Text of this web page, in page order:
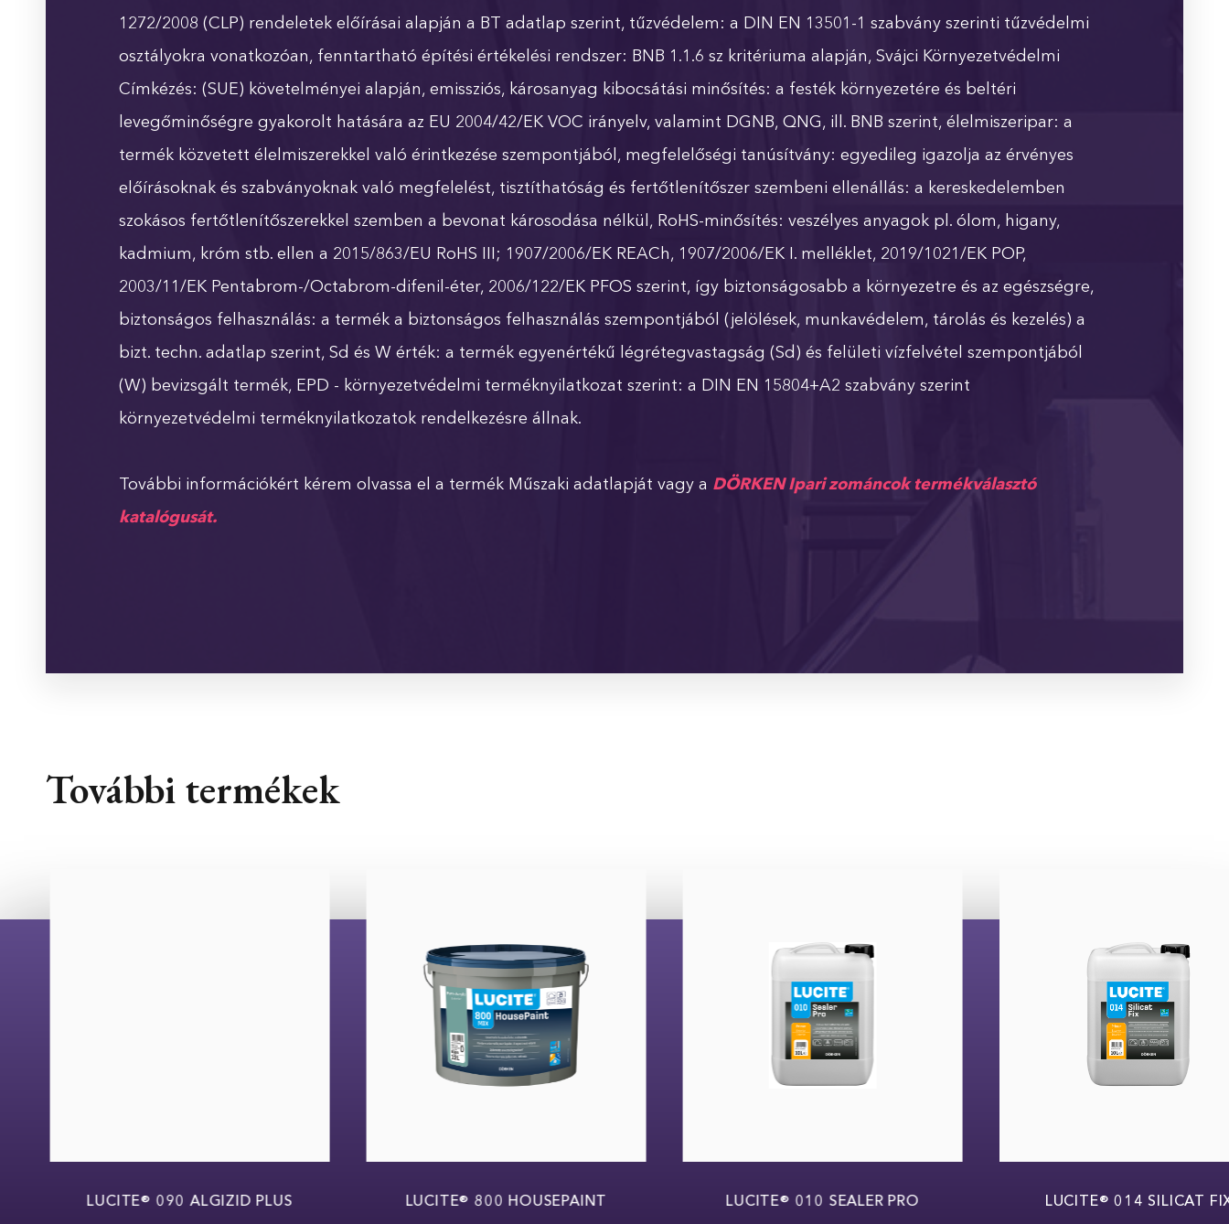
1272/2008 (CLP) rendeletek előírásai alapján a BT adatlap szerint, tűzvédelem: a DIN EN 13501-1 szabvány szerinti tűzvédelmi
osztályokra vonatkozóan, fenntartható építési értékelési rendszer: BNB 1.1.6 sz kritériuma alapján, Svájci Környezetvédelmi
Címkézés: (SUE) követelményei alapján, emissziós, károsanyag kibocsátási minősítés: a festék környezetére és beltéri
levegőminőségre gyakorolt hatására az EU 2004/42/EK VOC irányelv, valamint DGNB, QNG, ill. BNB szerint, élelmiszeripar: a
termék közvetett élelmiszerekkel való érintkezése szempontjából, megfelelőségi tanúsítvány: egyedileg igazolja az érvényes
előírásoknak és szabványoknak való megfelelést, tisztíthatóság és fertőtlenítőszer szembeni ellenállás: a kereskedelemben
szokásos fertőtlenítőszerekkel szemben a bevonat károsodása nélkül, RoHS-minősítés: veszélyes anyagok pl. ólom, higany,
kadmium, króm stb. ellen a 2015/863/EU RoHS III; 1907/2006/EK REACh, 1907/2006/EK I. melléklet, 2019/1021/EK POP,
2003/11/EK Pentabrom-/Octabrom-difenil-éter, 2006/122/EK PFOS szerint, így biztonságosabb a környezetre és az egészségre,
biztonságos felhasználás: a termék a biztonságos felhasználás szempontjából (jelölések, munkavédelem, tárolás és kezelés) a
bizt. techn. adatlap szerint, Sd és W érték: a termék egyenértékű légrétegvastagság (Sd) és felületi vízfelvétel szempontjából
(W) bevizsgált termék, EPD - környezetvédelmi terméknyilatkozat szerint: a DIN EN 15804+A2 szabvány szerint
környezetvédelmi terméknyilatkozatok rendelkezésre állnak.
További információkért kérem olvassa el a termék Műszaki adatlapját vagy a DÖRKEN Ipari zománcok termékválasztó
katalógusát.
További termékek
LUCITE® 090 ALGIZID PLUS LUCITE® 800 HOUSEPAINT LUCITE® 010 SEALER PRO LUCITE® 014 SILICAT FIX